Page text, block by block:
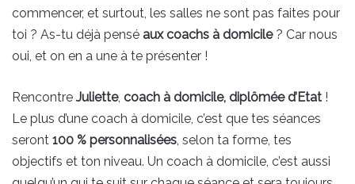
commencer, et surtout, les salles ne sont pas faites pour
toi ? As-tu déjà pensé aux coachs à domicile? Car nous
oui, et on en a une à te présenter !
Rencontre Juliette, coach à domicile, diplômée d’Etat !
Le plus d’une coach à domicile, c’est que tes séances
seront 100 % personnalisées , selon ta forme, tes
objectifs et ton niveau. Un coach à domicile, c’est aussi